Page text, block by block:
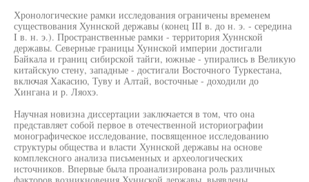
Хронологические рамки исследования ограничены временем
существования Хуннской державы (конец III в. до н. э. - середина
I в. н. э.). Пространственные рамки - территория Хуннской
державы. Северные границы Хуннской империи достигали
Байкала и границ сибирской тайги, южные - упирались в Великую
китайскую стену, западные - достигали Восточного Туркестана,
включая Хакасию, Туву и Алтай, восточные - доходили до
Хингана и р. Ляохэ.
Научная новизна диссертации заключается в том, что она
представляет собой первое в отечественной историографии
монографическое исследование, посвященное исследованию
структуры общества и власти Хуннской державы на основе
комплексного анализа письменных и археологических
источников. Впервые была проанализирована роль различных